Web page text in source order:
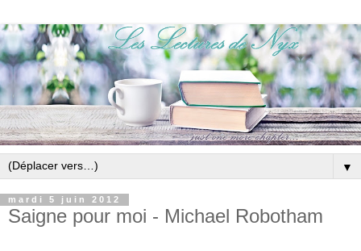
▼
mardi 5 juin 2012
Saigne pour moi - Michael Robotham